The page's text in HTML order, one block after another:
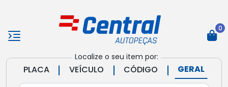
Localize o seu item por:
PLACA | VEÍCULO | CÓDIGO | GERAL
0